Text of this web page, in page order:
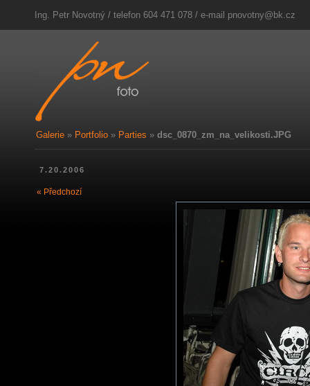
Ing. Petr Novotný / telefon 604 471 078 / e-mail pnovotny@bk.cz
Galerie » Portfolio » Parties » dsc_0870_zm_na_velikosti.JPG
7.20.2006
« Předchozí